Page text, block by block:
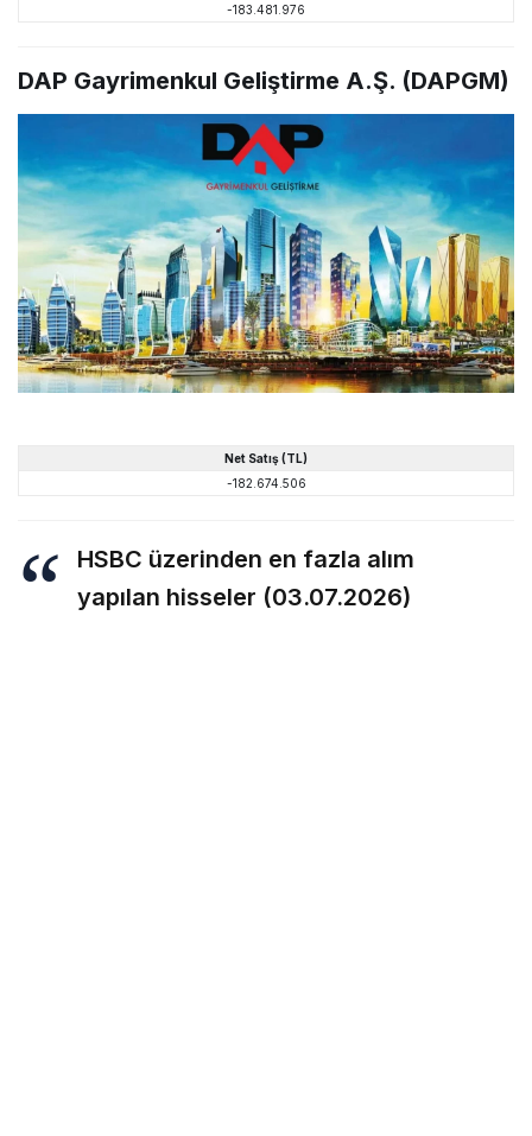
-183.481.976
DAP Gayrimenkul Geliştirme A.Ş. (DAPGM)
Net Satış(TL)
-182.674.506
HSBC üzerinden en fazla alım
yapılan hisseler (03.07.2026)